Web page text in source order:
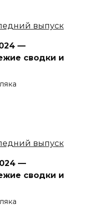
—
сводки и
—
сводки и